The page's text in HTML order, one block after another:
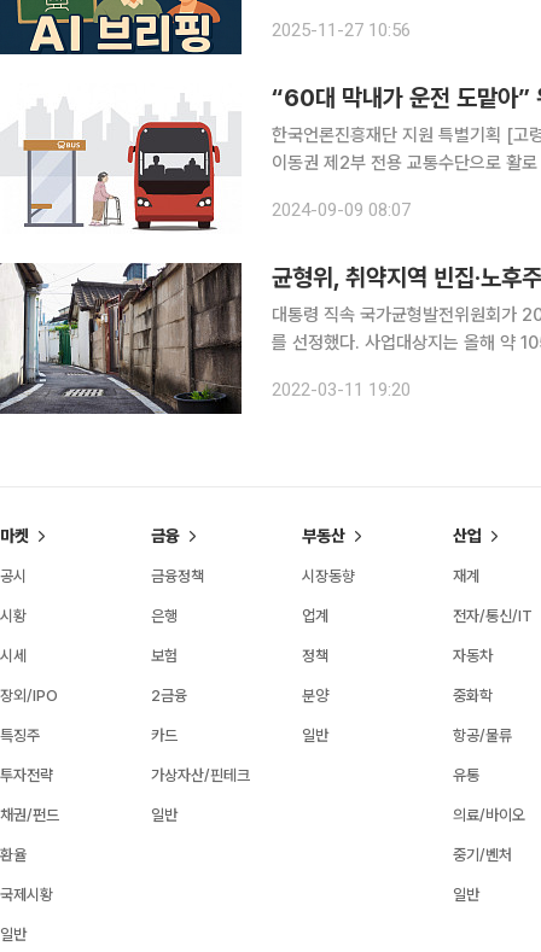
보다 26만 명 넘게 증가했다. 저상버
2025-11-27 10:56
“60대 막내가 운전 도맡아”
한국언론진흥재단 지원 특별기획 [고
이동권 제2부 전용 교통수단으로 활
70대 여성이 운전면허 반납에 대한
2024-09-09 08:07
균형위, 취약지역 빈집·노
대통령 직속 국가균형발전위원회가
를 선정했다. 사업대상지는 올해 약
2022-03-11 19:20
마켓
공시
시황
시세
장외/IPO
특징주
투자전략
채권/펀드
환율
국제시황
일반
금융
금융정책
은행
보험
2금융
카드
가상자산/핀테크
일반
부동산
시장동향
업계
정책
분양
일반
산업
재계
전자/통신/IT
자동차
중화학
항공/물류
유통
의료/바이오
중기/벤처
일반